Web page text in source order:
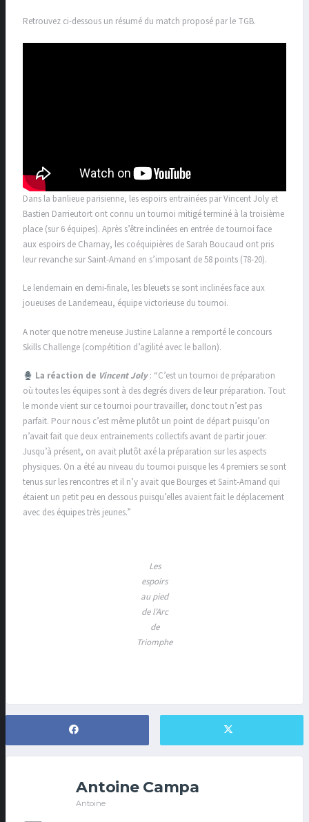
Retrouvez ci-dessous un résumé du match proposé par le TGB.
Dans la banlieue parisienne, les espoirs entrainées par Vincent Joly et
Bastien Darrieutort ont connu un tournoi mitigé terminé à la troisième
place (sur 6 équipes). Après s’être inclinées en entrée de tournoi face
aux espoirs de Charnay, les coéquipières de Sarah Boucaud ont pris
leur revanche sur Saint-Amand en s’imposant de 58 points (78-20).
Le lendemain en demi-finale, les bleuets se sont inclinées face aux
joueuses de Landerneau, équipe victorieuse du tournoi.
A noter que notre meneuse Justine Lalanne a remporté le concours
Skills Challenge (compétition d’agilité avec le ballon).
La réaction de Vincent Joly: “C’est un tournoi de préparation
où toutes les équipes sont à des degrés divers de leur préparation. Tout
le monde vient sur ce tournoi pour travailler, donc tout n’est pas
parfait. Pour nous c’est même plutôt un point de départ puisqu’on
n’avait fait que deux entrainements collectifs avant de partir jouer.
Jusqu’à présent, on avait plutôt axé la préparation sur les aspects
physiques. On a été au niveau du tournoi puisque les 4 premiers se sont
tenus sur les rencontres et il n’y avait que Bourges et Saint-Amand qui
étaient un petit peu en dessous puisqu’elles avaient fait le déplacement
avec des équipes très jeunes.”
Les
espoirs
au pied
de l’Arc
de
Triomphe
Antoine Campa
Antoine